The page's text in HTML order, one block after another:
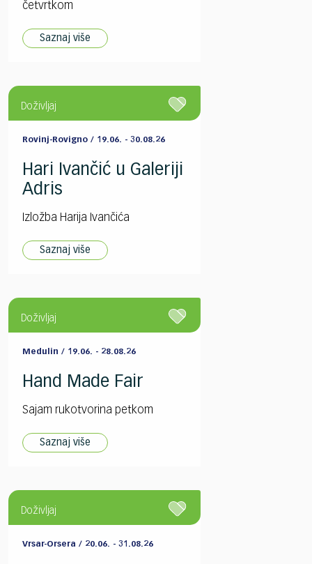
četvrtkom
Saznaj više
Doživljaj
Rovinj-Rovigno / 19.06. - 30.08.26
Hari Ivančić u Galeriji
Adris
Izložba Harija Ivančića
Saznaj više
Doživljaj
Medulin / 19.06. - 28.08.26
Hand Made Fair
Sajam rukotvorina petkom
Saznaj više
Doživljaj
Vrsar-Orsera / 20.06. - 31.08.26